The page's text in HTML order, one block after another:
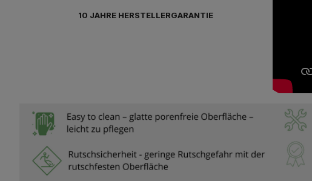
10 JAHRE HERSTELLERGARANTIE